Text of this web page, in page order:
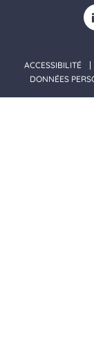
ACCESSIBILITÉ
DONNÉES